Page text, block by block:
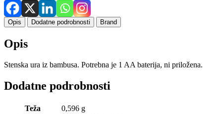
Opis Dodatne podrobnosti Brand
Opis
Stenska ura iz bambusa. Potrebna je 1 AA baterija, ni priložena.
Dodatne podrobnosti
Teža
0,596 g